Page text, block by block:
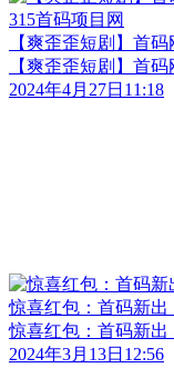
【爽歪歪短剧】首
【爽歪歪短剧】首
2024年4月27日11:18
惊喜红包：首码新出
惊喜红包：首码新出
2024年3月13日12:56